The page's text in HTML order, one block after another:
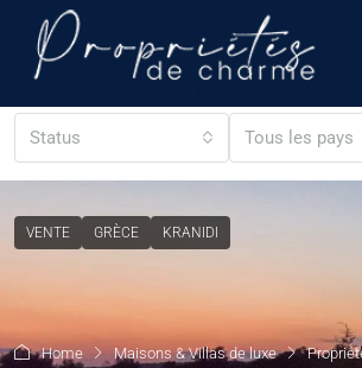
Status Tous les pays
VENTE GRÈCE KRANIDI
Home Maisons & Villas de luxe